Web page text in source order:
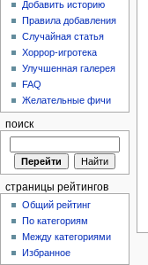
Добавить историю
Правила добавления
Случайная статья
Хоррор-игротека
Улучшенная галерея
FAQ
Желательные фичи
поиск
страницы рейтингов
Общий рейтинг
По категориям
Между категориями
Избранное